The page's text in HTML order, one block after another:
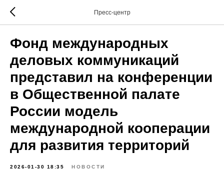
Пресс-центр
Фонд международных
деловых коммуникаций
представил на конференции
в Общественной палате
России модель
международной кооперации
для развития территорий
2026-01-30 18:35 НОВОСТИ